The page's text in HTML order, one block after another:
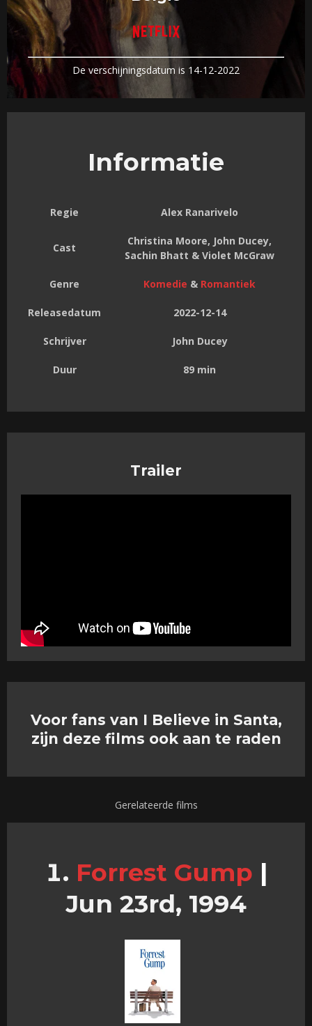
De verschijningsdatum is 14-12-2022
Informatie
Regie Alex Ranarivelo
Cast
Christina Moore, John Ducey,
Sachin Bhatt & Violet McGraw
Genre Komedie & Romantiek
Releasedatum 2022-12-14
Schrijver John Ducey
Duur 89 min
Trailer
Voor fans van I Believe in Santa,
zijn deze films ook aan te raden
Gerelateerde films
Forrest Gump |
Jun 23rd, 1994